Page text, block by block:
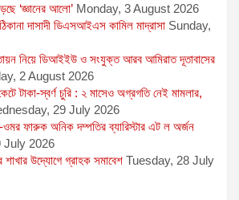
‘জ্ঞানের আলো’ Monday, 3 August 2026
দাসাদী ডিএসআইএস কামিল মাদ্রাসা Sunday,
নিয়ে ডিআইইউ ও সংযুক্ত আরব আমিরাত দূতাবাসের
2 August 2026
টাকা-স্বর্ণ চুরি : ২ মাসেও অগ্রগতি নেই মামলার,
29 July 2026
ওমর ফারুক অনিক দম্পতির ব্যারিস্টার এট ল অর্জন
July 2026
শাখার উদ্যোগে গ্রাহক সমাবেশ Tuesday, 28 July